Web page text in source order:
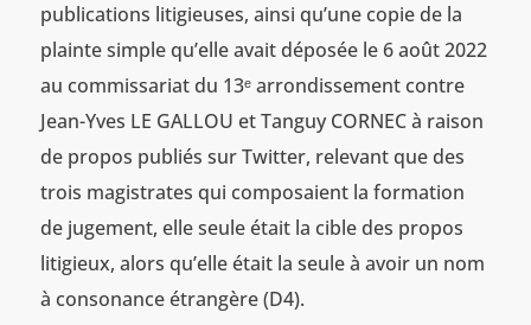
publications litigieuses, ainsi qu’une copie de la
plainte simple qu’elle avait déposée le 6 août 2022
au commissariat du 13ᵉ arrondissement contre
Jean-Yves LE GALLOU et Tanguy CORNEC à raison
de propos publiés sur Twitter, relevant que des
trois magistrates qui composaient la formation
de jugement, elle seule était la cible des propos
litigieux, alors qu’elle était la seule à avoir un nom
à consonance étrangère (D4).